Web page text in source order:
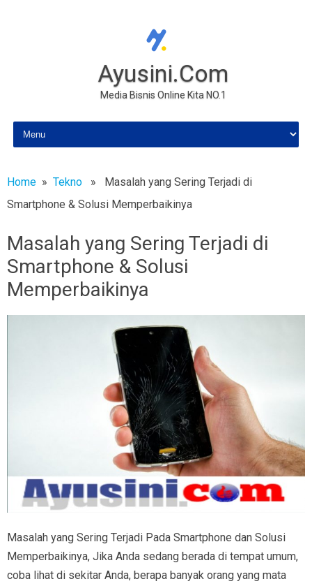
Ayusini.Com
Media Bisnis Online Kita NO.1
Skip to content
Home » Tekno » Masalah yang Sering Terjadi di
Smartphone & Solusi Memperbaikinya
Masalah yang Sering Terjadi di
Smartphone & Solusi
Memperbaikinya
Masalah yang Sering Terjadi Pada Smartphone dan Solusi
Memperbaikinya, Jika Anda sedang berada di tempat umum,
coba lihat di sekitar Anda, berapa banyak orang yang mata